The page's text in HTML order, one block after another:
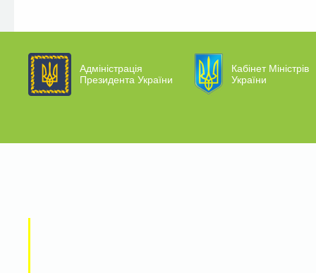
Адміністрація
Президента України
Кабінет Міністрів
України